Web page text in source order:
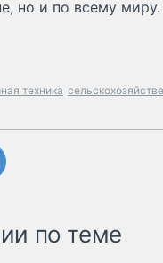
но и по всему миру.
техника
по теме